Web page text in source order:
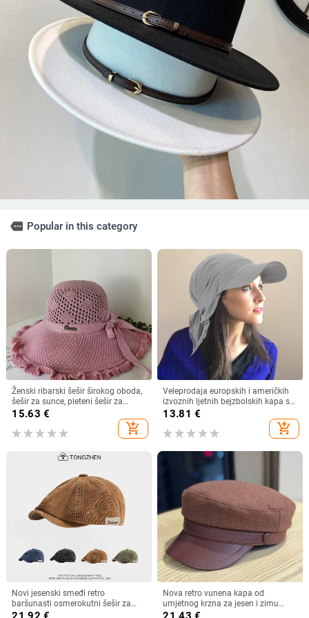
more Popular in this category
Ženski ribarski šešir širokog oboda,
šešir za sunce, pleteni šešir za
sunce, šešir za odmor na plaži, šešir
15.63 €
add_shopping_cart
Veleprodaja europskih i američkih
izvoznih ljetnih bejzbolskih kapa s
vezicom na leđima, vanjski šešir,
13.81 €
add_shopping_cart
Novi jesenski smeđi retro
baršunasti osmerokutni šešir za
muškarce i žene, nošen unatrag s
Nova retro vunena kapa od
umjetnog krzna za jesen i zimu
2025. za žene, britanski